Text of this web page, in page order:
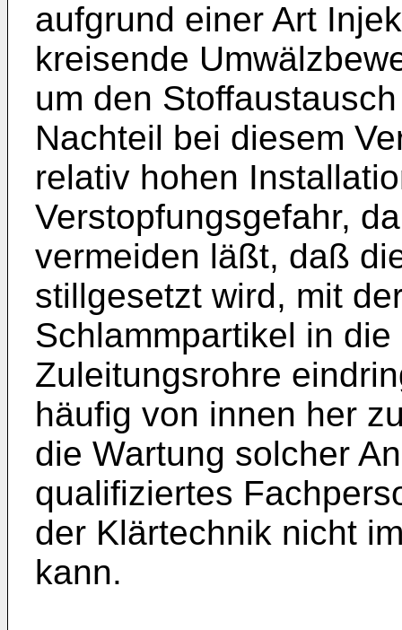
aufgrund einer Art
kreisende
um den
Nachteil bei diesem
relativ hohen
Verstopfungsgefahr,
vermeiden läßt, daß
stillgesetzt wird, mit
Schlammpartikel in
Zuleitungsrohre
häufig von innen her
die Wartung solcher
qualifiziertes
der Klärtechnik nicht
kann.